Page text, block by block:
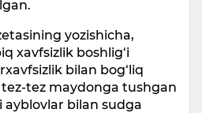
yozishicha,
xavfsizlik boshlig‘i
bilan bog‘liq
tez maydonga tushgan
ayblovlar bilan sudga